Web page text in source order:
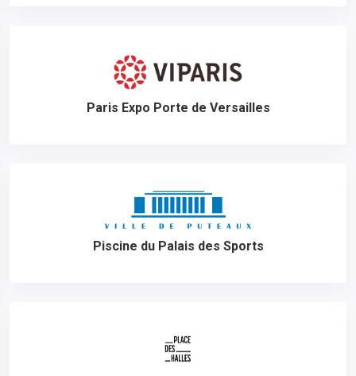
Paris Expo Porte de Versailles
Piscine du Palais des Sports